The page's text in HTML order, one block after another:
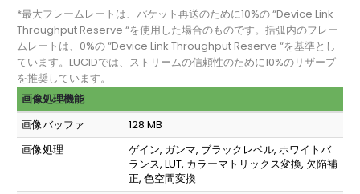
*最大フレームレートは、パケット再送のために10%の “Device Link
Throughput Reserve “を使用した場合のものです。括弧内のフレー
ムレートは、0%の “Device Link Throughput Reserve “を基準とし
ています。LUCIDでは、ストリームの信頼性のために10%のリザーブ
を推奨しています。
画像処理機能
画像バッファ
128 MB
画像処理
ゲイン, ガンマ, ブラックレベル, ホワイトバ
ランス, LUT, カラーマトリックス変換, 欠陥補
正, 色空間変換